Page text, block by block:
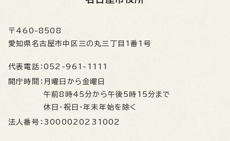
〒460-8508
愛知県名古屋市中区三の丸三丁目1番1号
代表電話： 052-961-1111
開庁時間： 月曜日から金曜日
午前8時45分から午後5時15分まで
休日・祝日・年末年始を除く
法人番号： 3000020231002